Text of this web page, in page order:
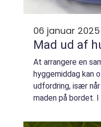
06 januar 2025
Mad ud af
At arrangere en
hyggemiddag kan
udfordring, især
maden på bordet.
ha...